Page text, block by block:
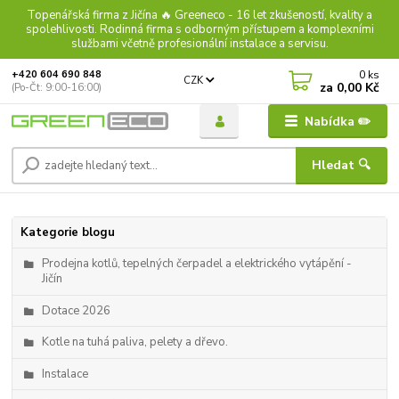
Topenářská firma z Jičína 🔥 Greeneco - 16 let zkušeností, kvality a
spolehlivosti. Rodinná firma s odborným přístupem a komplexními
službami včetně profesionální instalace a servisu.
Nabídka ✏️
CZK
Hledat 🔍
+420 604 690 848
(Po-Čt: 9:00-16:00)
0 ks
za 0,00 Kč
Kategorie blogu
Prodejna kotlů, tepelných čerpadel a elektrického vytápění -
Jičín
Dotace 2026
Kotle na tuhá paliva, pelety a dřevo.
Instalace